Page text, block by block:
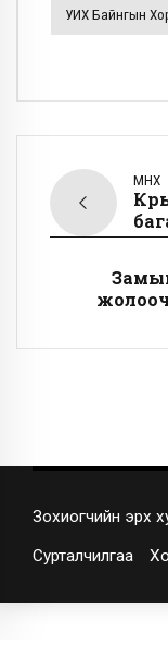
УИХ Байнгын
ӨМНӨХ
Зохиогчийн эрх
Сурталчилгаа